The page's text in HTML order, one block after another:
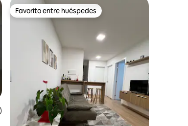
promedio: 4.84 de 5; 245 evaluaciones
Favorito entre huéspedes
Favorito entre huéspedes